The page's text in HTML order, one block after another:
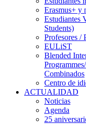
Erasmus+ y
Estudiantes
Students)
Profesores /
EULiST
Blended
Combinados
Centro de
ACTUALIDAD
Noticias
Agenda
25